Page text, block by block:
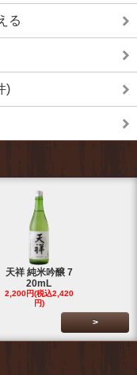
る
)
天祥 純米吟醸 7
20mL
2,200円(税込2,420
円)
>